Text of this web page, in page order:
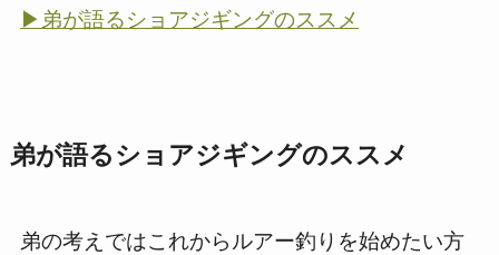
▶弟が語るショアジギングのススメ
弟が語るショアジギングのススメ
弟の考えではこれからルアー釣りを始めたい方